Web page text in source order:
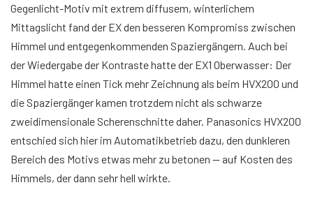
Gegenlicht-Motiv mit extrem diffusem, winterlichem
Mittagslicht fand der EX den besseren Kompromiss zwischen
Himmel und entgegenkommenden Spaziergängern. Auch bei
der Wiedergabe der Kontraste hatte der EX1 Oberwasser: Der
Himmel hatte einen Tick mehr Zeichnung als beim HVX200 und
die Spaziergänger kamen trotzdem nicht als schwarze
zweidimensionale Scherenschnitte daher. Panasonics HVX200
entschied sich hier im Automatikbetrieb dazu, den dunkleren
Bereich des Motivs etwas mehr zu betonen — auf Kosten des
Himmels, der dann sehr hell wirkte.